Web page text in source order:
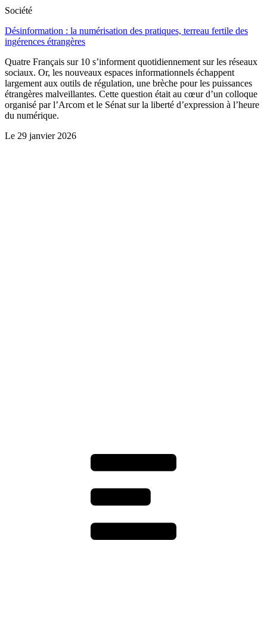
Société
Désinformation : la numérisation des pratiques, terreau fertile des
ingérences étrangères
Quatre Français sur 10 s’informent quotidiennement sur les réseaux
sociaux. Or, les nouveaux espaces informationnels échappent
largement aux outils de régulation, une brèche pour les puissances
étrangères malveillantes. Cette question était au cœur d’un colloque
organisé par l’Arcom et le Sénat sur la liberté d’expression à l’heure
du numérique.
Le 29 janvier 2026